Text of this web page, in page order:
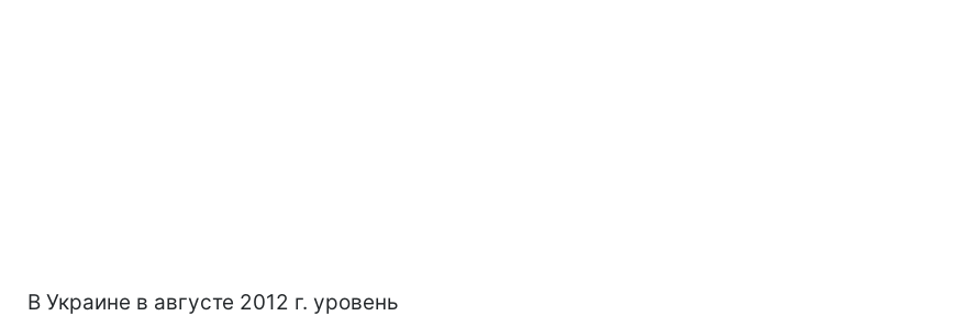
В Украине в августе 2012 г. уровень